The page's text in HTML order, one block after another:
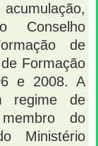
Conselho
de
Formação
e 2008. A
regime de
do
Ministério